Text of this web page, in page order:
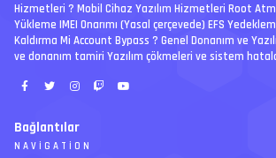
Hizmetleri ? Mobil Cihaz Yazılım Hizmetleri Root
Yükleme IMEI Onarımı (Yasal çerçevede) EFS
Kaldırma Mi Account Bypass ? Genel Donanım ve
ve donanım tamiri Yazılım çökmeleri ve sistem
Bağlantılar
NAVIGATION